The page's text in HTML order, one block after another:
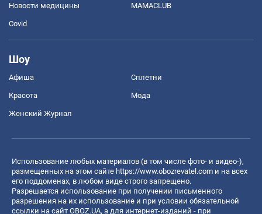
Новости медицины MAMACLUB
Covid
Шоу
Афиша Сплетни
Красота Мода
Женский Журнал
Использование любых материалов (в том числе фото- и видео-),
размещенных на этом сайте https://www.obozrevatel.com и на всех
его поддоменах, в любом виде строго запрещено.
Разрешается использование при получении письменного
разрешения на их использование и при условии обязательной
ссылки на сайт OBOZ.UA, а для интернет-изданий - при